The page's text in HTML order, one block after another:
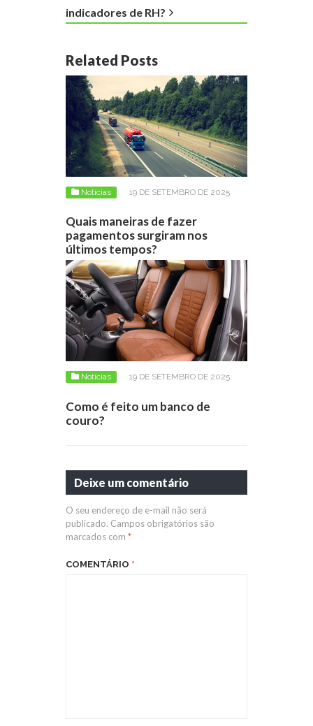
indicadores de RH?
Related Posts
Notícias 19 DE SETEMBRO DE 2025
Quais maneiras de fazer
pagamentos surgiram nos
últimos tempos?
Notícias 19 DE SETEMBRO DE 2025
Como é feito um banco de
couro?
Deixe um comentário
O seu endereço de e-mail não será
publicado. Campos obrigatórios são
marcados com *
COMENTÁRIO *